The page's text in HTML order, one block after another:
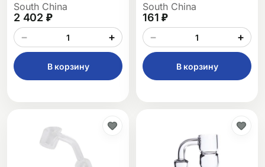
South China
2 402 ₽
−
+
В корзину
South China
161 ₽
−
+
В корзину